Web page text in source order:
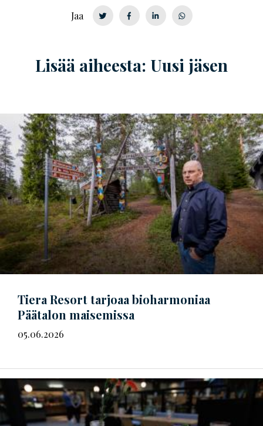
Jaa
Lisää aiheesta: Uusi jäsen
Tiera Resort tarjoaa bioharmoniaa
Päätalon maisemissa
05.06.2026